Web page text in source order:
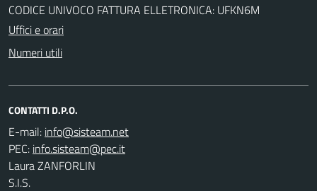
CODICE UNIVOCO FATTURA ELLETRONICA: UFKN6M
Uffici e orari
Numeri utili
CONTATTI D.P.O.
E-mail:
PEC:
Laura ZANFORLIN
S.I.S.